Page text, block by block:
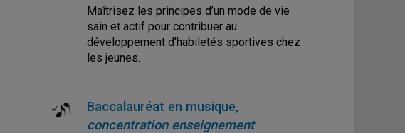
Maîtrisez les principes d’un mode de vie
sain et actif pour contribuer au
développement d’habiletés sportives chez
les jeunes.
Baccalauréat en musique,
concentration enseignement